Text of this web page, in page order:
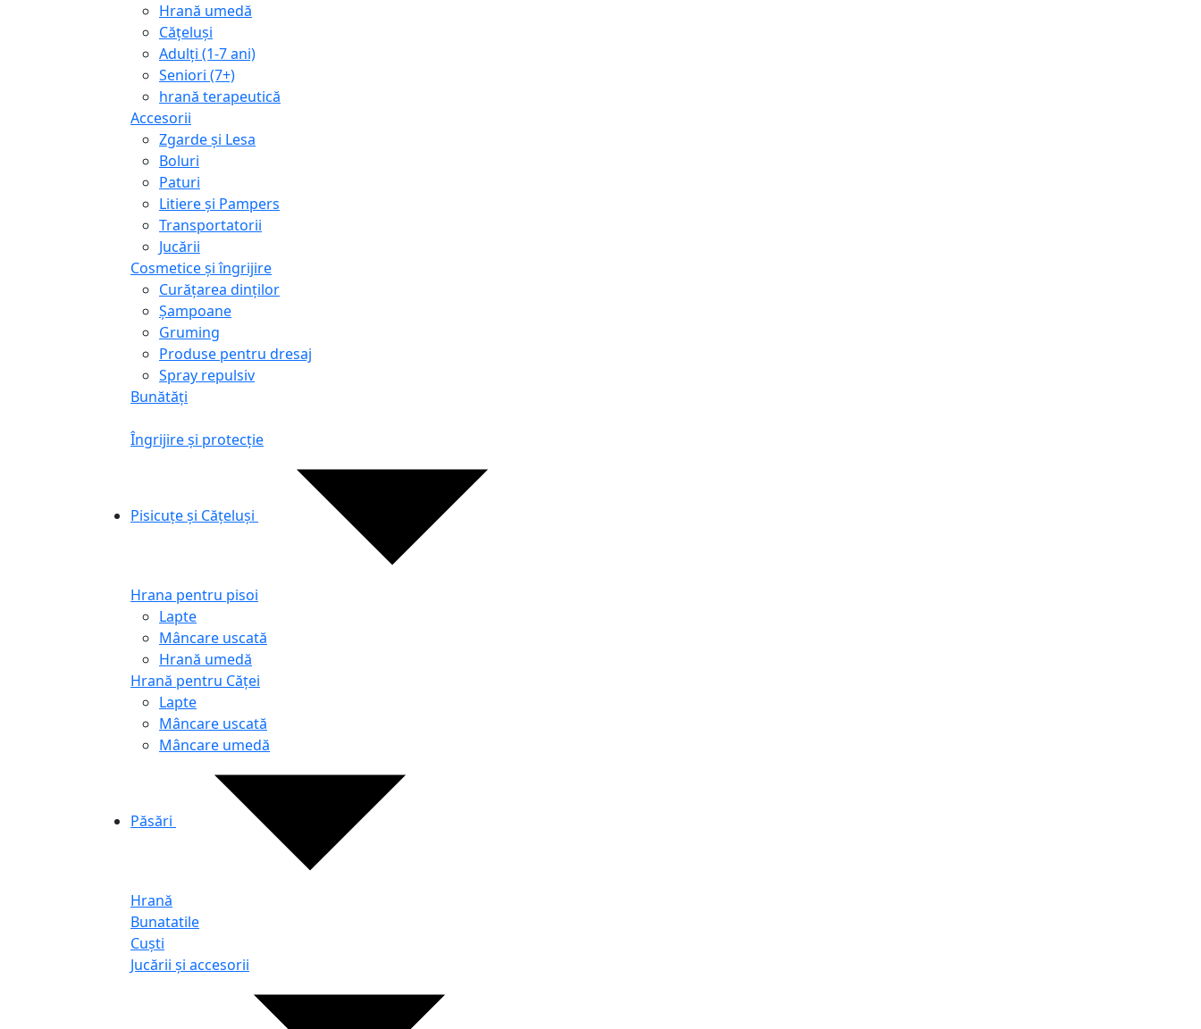
Hrană umedă
Cățeluși
Adulți (1-7 ani)
Seniori (7+)
hrană terapeutică
Accesorii
Zgarde și Lesa
Boluri
Paturi
Litiere și Pampers
Transportatorii
Jucării
Cosmetice și îngrijire
Curățarea dinților
Șampoane
Gruming
Produse pentru dresaj
Spray repulsiv
Bunătăți
Îngrijire și protecție
Pisicuțe și Cățeluși
Hrana pentru pisoi
Lapte
Mâncare uscată
Hrană umedă
Hrană pentru Căței
Lapte
Mâncare uscată
Mâncare umedă
Păsări
Hrană
Bunatatile
Cuști
Jucării și accesorii